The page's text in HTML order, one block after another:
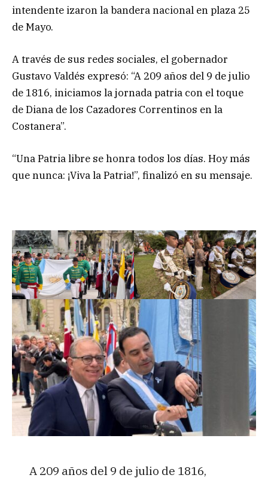
intendente izaron la bandera nacional en plaza 25
de Mayo.
A través de sus redes sociales, el gobernador
Gustavo Valdés expresó: “A 209 años del 9 de julio
de 1816, iniciamos la jornada patria con el toque
de Diana de los Cazadores Correntinos en la
Costanera”.
“Una Patria libre se honra todos los días. Hoy más
que nunca: ¡Viva la Patria!”, finalizó en su mensaje.
A 209 años del 9 de julio de 1816,